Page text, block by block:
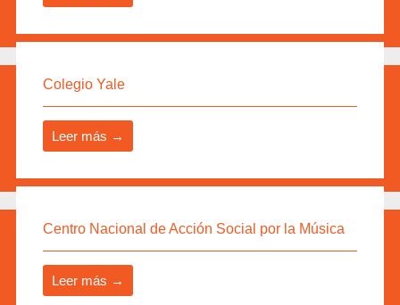
Colegio Yale
Leer más →
Centro Nacional de Acción Social por la Música
Leer más →